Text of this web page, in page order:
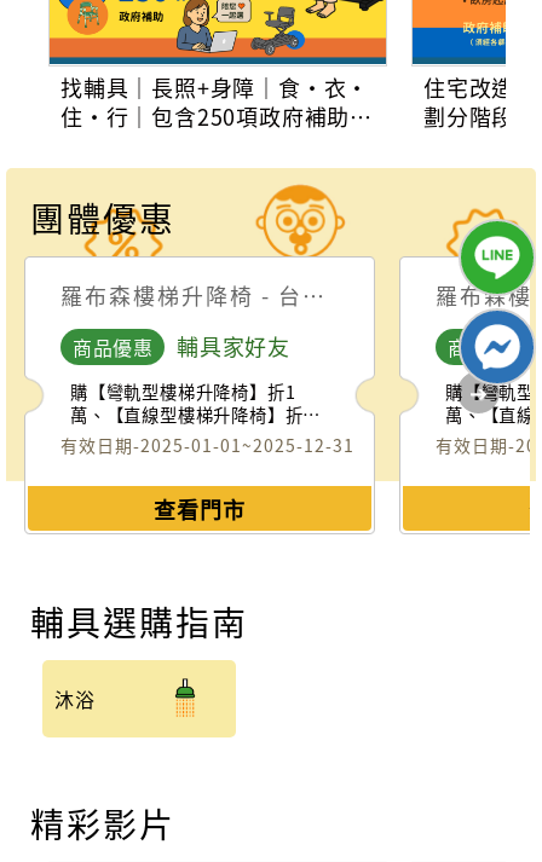
找輔具｜長照+身障｜食•衣•
住•行｜包含250項政府補助｜
住宅改造
劃分階段
定)
團體優惠
羅布森樓梯升降椅 - 台北展示中心
商品優惠 輔具家好友
有效日期-2025-01-01~2025-12-31
查看門市
商品優惠
有效日期-
輔具選購指南
沐浴
精彩影片